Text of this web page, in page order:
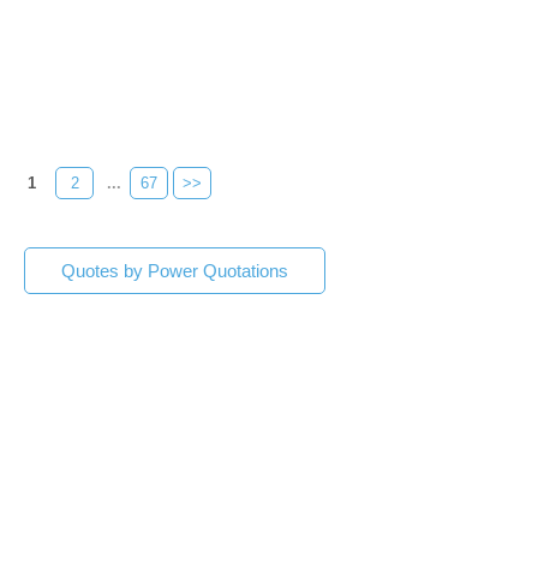
1 2 ... 67 >>
Quotes by Power Quotations